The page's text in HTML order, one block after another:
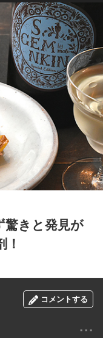
驚きと発見が
コメントする
...